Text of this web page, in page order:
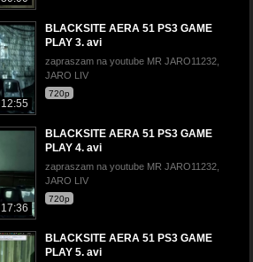
12:55
BLACKSITE AERA 51 PS3 GAME
PLAY 3. avi
zapraszam na youtube MR JARO11232,
JARO LIV
720p
17:36
BLACKSITE AERA 51 PS3 GAME
PLAY 4. avi
zapraszam na youtube MR JARO11232,
JARO LIV
720p
BLACKSITE AERA 51 PS3 GAME
PLAY 5. avi